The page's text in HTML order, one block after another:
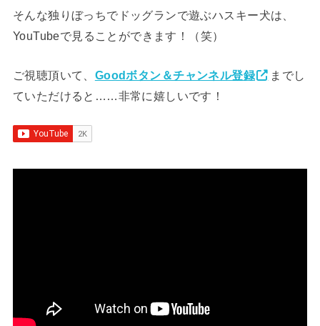
そんな独りぼっちでドッグランで遊ぶハスキー犬は、
YouTubeで見ることができます！（笑）
ご視聴頂いて、 Goodボタン＆チャンネル登録
までし
ていただけると……非常に嬉しいです！